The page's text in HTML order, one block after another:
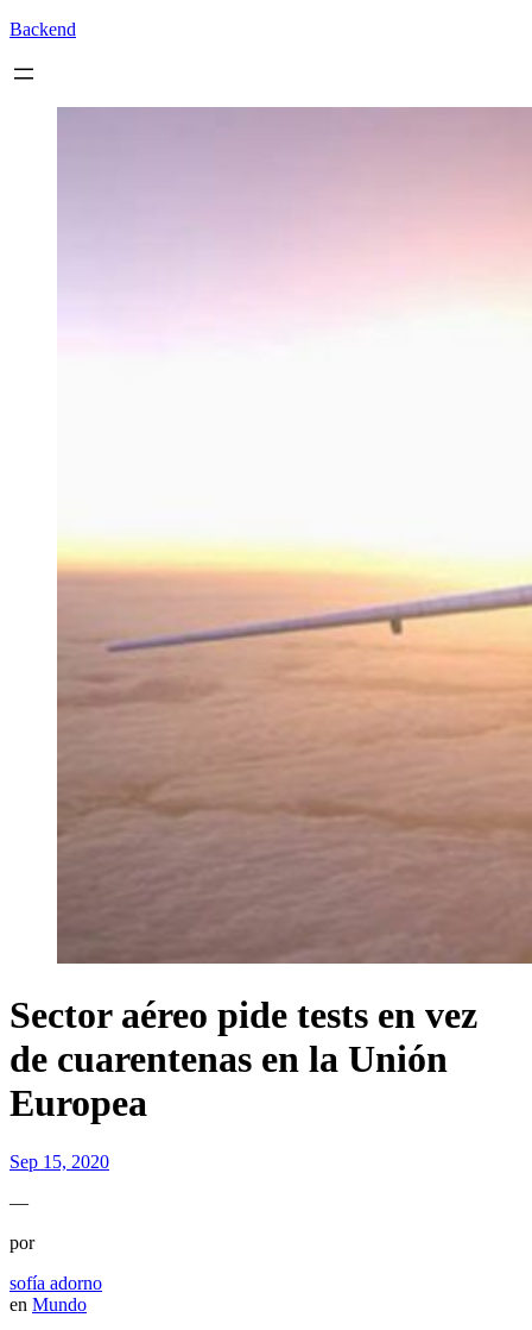
Backend
Sector aéreo pide tests en vez
de cuarentenas en la Unión
Europea
Sep 15, 2020
—
por
sofía adorno
en Mundo